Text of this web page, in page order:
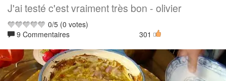
J'ai testé c'est vraiment très bon - olivier
0/5 (0 votes)
9 Commentaires
301